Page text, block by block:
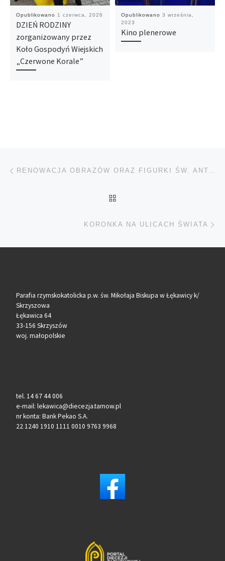
Opublikowano 1 czerwca, 2026
DZIEŃ RODZINY
zorganizowany przez
Koło Gospodyń Wiejskich
„Czerwone Korale”
Opublikowano 3 września,
2023
Kino plenerowe
Nawigacja wpisu RENOWACJA OBRAZÓW ORAZ FIGURKI ŚW. ANTONIEGO
KORONKA NA ULICACH ŚWIATA
Parafia rzymskokatolicka p.w. św. Mikołaja Biskupa w Łękawicy k/
Skrzyszowa
Łękawica 64
33-156 Skrzyszów
woj. małopolskie
tel. 14 67 44 006
e-mail: lekawica@diecezja.tarnow.pl
nr konta: Bank Pekao S.A.
22 1240 1910 1111 0010 9763 9968